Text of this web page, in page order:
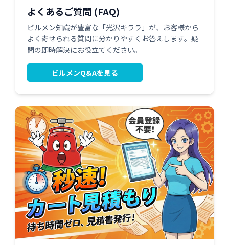
よくあるご質問 (FAQ)
ビルメン知識が豊富な「光沢キララ」が、お客様から
よく寄せられる質問に分かりやすくお答えします。疑
問の即時解決にお役立てください。
ビルメンQ&Aを見る